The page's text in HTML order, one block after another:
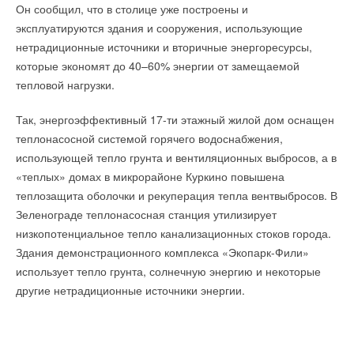
Он сообщил, что в столице уже построены и
эксплуатируются здания и сооружения, использующие
нетрадиционные источники и вторичные энергоресурсы,
которые экономят до 40–60% энергии от замещаемой
тепловой нагрузки.
Так, энергоэффективный 17-ти этажный жилой дом оснащен
теплонасосной системой горячего водоснабжения,
использующей тепло грунта и вентиляционных выбросов, а в
«теплых» домах в микрорайоне Куркино повышена
теплозащита оболочки и рекуперация тепла вентвыбросов. В
Зеленограде теплонасосная станция утилизирует
низкопотенциальное тепло канализационных стоков города.
Здания демонстрационного комплекса «Экопарк-Фили»
использует тепло грунта, солнечную энергию и некоторые
другие нетрадиционные источники энергии.
радио модулем для передачи показаний, работающим на
полосе частот 868,95 МГц.
Распределители INDIV включают в себя источник питания,
кварцевые часы и микропроцессор, осуществляющие
вычисления и управление индикацией
жидкокристаллического дисплея. В конструкции
предусмотрена специальная пломба-защелка,
исключающая несанкционированный доступ к прибору и
элементам крепления.
Прибор устанавливается практически на любые типы
отопительных приборов. Он измеряет теплоотдачу
отопительного прибора в пропорциональных единицах на
основе измерения и суммирования по времени
гарантирует необходимый воздухообмен даже при очень
низком давлении от 2 Па.
Установка устройства осуществляется непосредственно на
вытяжные каналы, предназначенные для естественной
габариты перекрывают большинство существующих
отверстий.
Читайте по теме:
→ ПВУ «Катунь» в гигиеническом исполнении от НЕВАТОМ
НОВОСТИ СОК 7 АВГУСТА 2026
→ Универсальный пульт Z037-5C0 от НЕВАТОМ
НОВОСТИ СОК 5 АВГУСТА 2026
→
Линейка крышных вентиляторов НЕВАТОМ VKR-E